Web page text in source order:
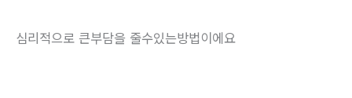
심리적으로 큰부담을 줄수있는방법이에요